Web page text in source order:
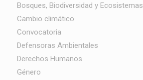
Bosques, Biodiversidad y Ecosistemas
Cambio climático
Convocatoria
Defensoras Ambientales
Derechos Humanos
Género